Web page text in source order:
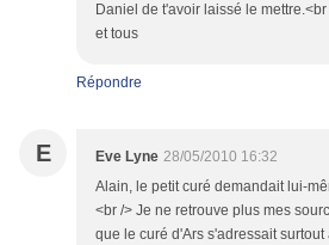
Daniel de t'avoir laissé le
et tous
Répondre
E Eve Lyne 28/05/2010 16:32
Alain, le petit curé demandait lui-
<br /> Je ne retrouve plus mes
que le curé d'Ars s'adressait surtout